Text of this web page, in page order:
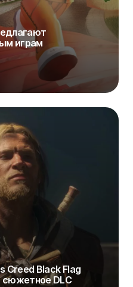
играм
Creed Black Flag
сюжетное DLC